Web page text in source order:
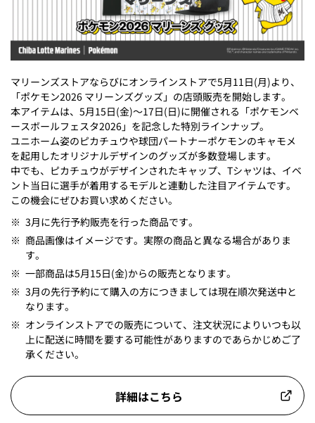
マリーンズストアならびにオンラインストアで5月11日(月)より、
「ポケモン2026 マリーンズグッズ」の店頭販売を開始します。
本アイテムは、5月15日(金)～17日(日)に開催される「ポケモンベ
ースボールフェスタ2026」を記念した特別ラインナップ。
ユニホーム姿のピカチュウや球団パートナーポケモンのキャモメ
を起用したオリジナルデザインのグッズが多数登場します。
中でも、ピカチュウがデザインされたキャップ、Tシャツは、イベ
ント当日に選手が着用するモデルと連動した注目アイテムです。
この機会にぜひお買い求めください。
※ 3月に先行予約販売を行った商品です。
※ 商品画像はイメージです。実際の商品と異なる場合がありま
す。
※ 一部商品は5月15日(金)からの販売となります。
※ 3月の先行予約にて購入の方につきましては現在順次発送中と
なります。
※ オンラインストアでの販売について、注文状況によりいつも以
上に配送に時間を要する可能性がありますのであらかじめご了
承ください。
詳細はこちら